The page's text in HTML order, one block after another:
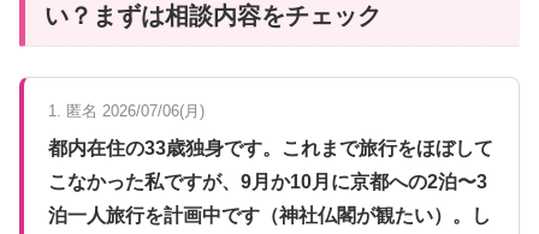
い？まずは相談内容をチェック
1. 匿名 2026/07/06(月)
都内在住の33歳独身です。これまで旅行をほぼして
こなかった私ですが、9月か10月に京都への2泊〜3
泊一人旅行を計画中です（神社仏閣が観たい）。し